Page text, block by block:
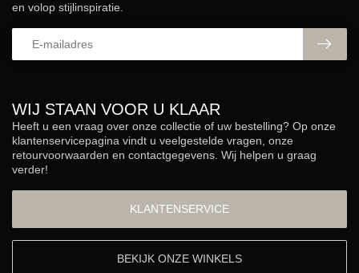
WIJ STAAN VOOR U KLAAR
Heeft u een vraag over onze collectie of uw bestelling? Op onze
klantenservicepagina vindt u veelgestelde vragen, onze
retourvoorwaarden en contactgegevens. Wij helpen u graag
verder!
KLANTENSERVICE
BEKIJK ONZE WINKELS
en volop stijlinspiratie.